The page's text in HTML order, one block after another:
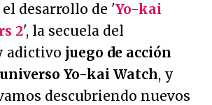
el desarrollo de 'Yo-kai
2', la secuela del
adictivo juego de acción
Yo-kai Watch, y
descubriendo nuevos